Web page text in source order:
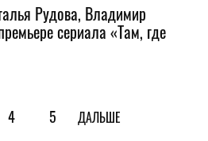
Рудова, Владимир
сериала «Там, где
4 5 ДАЛЬШЕ